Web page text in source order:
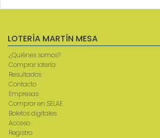
LOTERÍA MARTÍN MESA
¿Quiénes somos?
Comprar lotería
Resultados
Contacto
Empresas
Comprar en SELAE
Boletos digitales
Acceso
Registro